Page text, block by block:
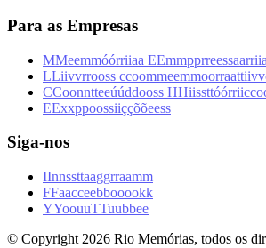
Para as Empresas
MMeemmóórriiaa EEmmpprreessaarriia
LLiivvrrooss ccoommeemmoorraattiivv
CCoonntteeúúddooss HHiissttóórriicco
EExxppoossiiççõõeess
Siga-nos
IInnssttaaggrraamm
FFaacceebbooookk
YYoouuTTuubbee
© Copyright 2026 Rio Memórias, todos os